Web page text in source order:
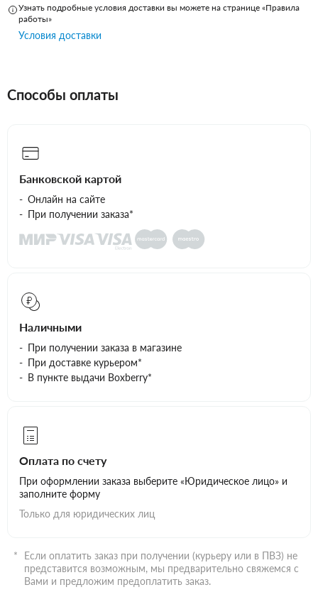
Узнать подробные условия доставки вы можете на странице «Правила
работы»
Условия доставки
Способы оплаты
Банковской картой
Онлайн на сайте
При получении заказа*
Наличными
При получении заказа в магазине
При доставке курьером*
В пункте выдачи Boxberry*
Оплата по счету
При оформлении заказа выберите «Юридическое лицо» и
заполните форму
Только для юридических лиц
Если оплатить заказ при получении (курьеру или в ПВЗ) не
представится возможным, мы предварительно свяжемся с
Вами и предложим предоплатить заказ.